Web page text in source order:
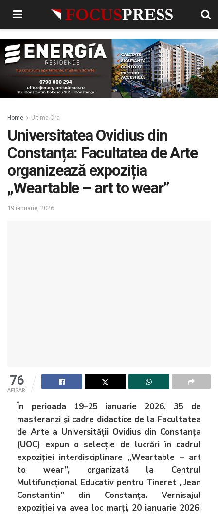
Home Ultima Ora
Universitatea Ovidius din
Constanța: Facultatea de Arte
organizează expoziția
„Weartable – art to wear”
19 ianuarie, 2026
76
AFISARI
În perioada 19–25 ianuarie 2026, 35 de
masteranzi și cadre didactice de la Facultatea
de Arte a Universității Ovidius din Constanța
(UOC) expun o selecție de lucrări în cadrul
expoziției interdisciplinare „Weartable – art
to wear”, organizată la Centrul
Multifuncțional Educativ pentru Tineret „Jean
Constantin” din Constanța. Vernisajul
expoziției va avea loc marți, 20 ianuarie 2026,